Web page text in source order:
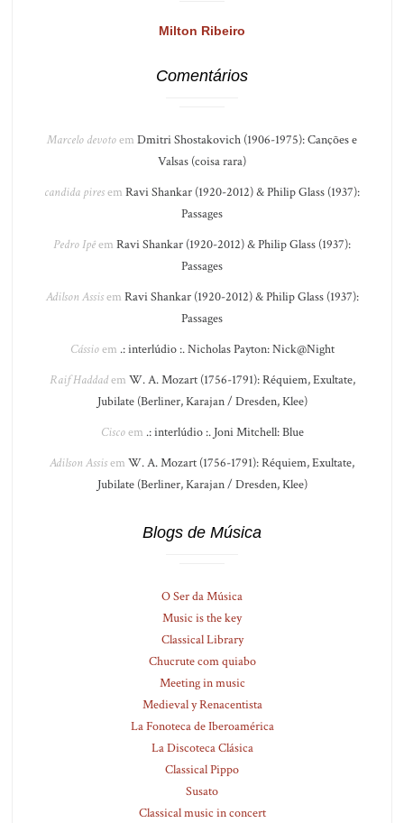
Milton Ribeiro
Comentários
Marcelo devotoem Dmitri Shostakovich (1906-1975): Canções e
Valsas (coisa rara)
candida piresem Ravi Shankar (1920-2012) & Philip Glass (1937):
Passages
Pedro Ipêem Ravi Shankar (1920-2012) & Philip Glass (1937):
Passages
Adilson Assisem Ravi Shankar (1920-2012) & Philip Glass (1937):
Passages
Cássioem .: interlúdio :. Nicholas Payton: Nick@Night
Raif Haddadem W. A. Mozart (1756-1791): Réquiem, Exultate,
Jubilate (Berliner, Karajan / Dresden, Klee)
Ciscoem .: interlúdio :. Joni Mitchell: Blue
Adilson Assisem W. A. Mozart (1756-1791): Réquiem, Exultate,
Jubilate (Berliner, Karajan / Dresden, Klee)
Blogs de Música
O Ser da Música
Music is the key
Classical Library
Chucrute com quiabo
Meeting in music
Medieval y Renacentista
La Fonoteca de Iberoamérica
La Discoteca Clásica
Classical Pippo
Susato
Classical music in concert